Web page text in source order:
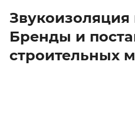
Бренды и
строительных